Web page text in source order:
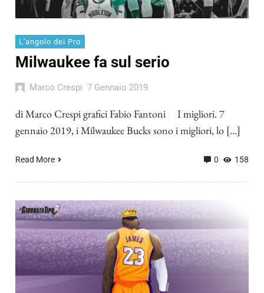
L'angolo dei Pro
Milwaukee fa sul serio
Marco Crespi 7 Gennaio 2019
di Marco Crespi grafici Fabio Fantoni I migliori. 7
gennaio 2019, i Milwaukee Bucks sono i migliori, lo […]
Read More 0 158